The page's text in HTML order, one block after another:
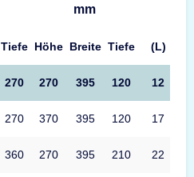
mm
Tiefe Höhe Breite Tiefe (L)
270 270 395 120 12
270 370 395 120 17
360 270 395 210 22